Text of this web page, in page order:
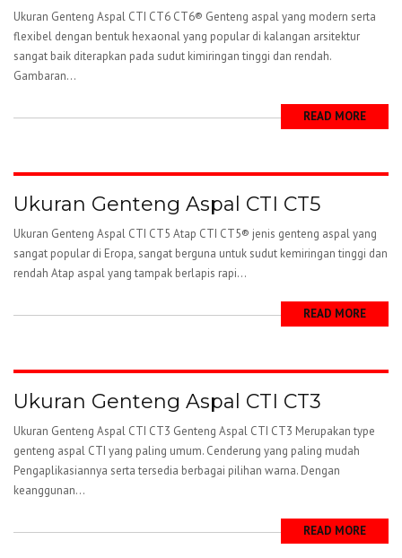
Ukuran Genteng Aspal CTI CT6 CT6® Genteng aspal yang modern serta
flexibel dengan bentuk hexaonal yang popular di kalangan arsitektur
sangat baik diterapkan pada sudut kimiringan tinggi dan rendah.
Gambaran...
READ MORE
Ukuran Genteng Aspal CTI CT5
Ukuran Genteng Aspal CTI CT5 Atap CTI CT5® jenis genteng aspal yang
sangat popular di Eropa, sangat berguna untuk sudut kemiringan tinggi dan
rendah Atap aspal yang tampak berlapis rapi...
READ MORE
Ukuran Genteng Aspal CTI CT3
Ukuran Genteng Aspal CTI CT3 Genteng Aspal CTI CT3 Merupakan type
genteng aspal CTI yang paling umum. Cenderung yang paling mudah
Pengaplikasiannya serta tersedia berbagai pilihan warna. Dengan
keanggunan...
READ MORE